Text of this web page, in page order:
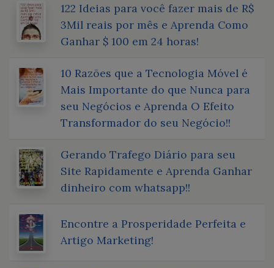
122 Ideias para você fazer mais de R$
3Mil reais por mês e Aprenda Como
Ganhar $ 100 em 24 horas!
10 Razões que a Tecnologia Móvel é
Mais Importante do que Nunca para
seu Negócios e Aprenda O Efeito
Transformador do seu Negócio!!
Gerando Trafego Diário para seu
Site Rapidamente e Aprenda Ganhar
dinheiro com whatsapp!!
Encontre a Prosperidade Perfeita e
Artigo Marketing!